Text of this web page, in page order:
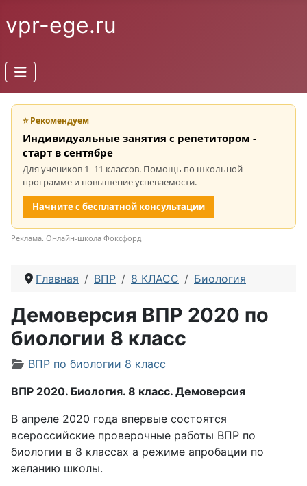
vpr-ege.ru
⭐ Рекомендуем
Индивидуальные занятия с репетитором -
старт в сентябре
Для учеников 1–11 классов. Помощь по школьной
программе и повышение успеваемости.
Начните с бесплатной консультации
Реклама. Онлайн-школа Фоксфорд
Главная ВПР 8 КЛАСС Биология
Демоверсия ВПР 2020 по
биологии 8 класс
Информация о материале
ВПР по биологии 8 класс
ВПР 2020. Биология. 8 класс. Демоверсия
В апреле 2020 года впервые состоятся
всероссийские проверочные работы ВПР по
биологии в 8 классах а режиме апробации по
желанию школы.